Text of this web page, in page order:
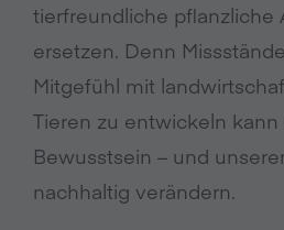
tierfreundliche pflanzliche
ersetzen. Denn
Mitgefühl mit
Tieren zu entwickeln kann
Bewusstsein – und
nachhaltig verändern.